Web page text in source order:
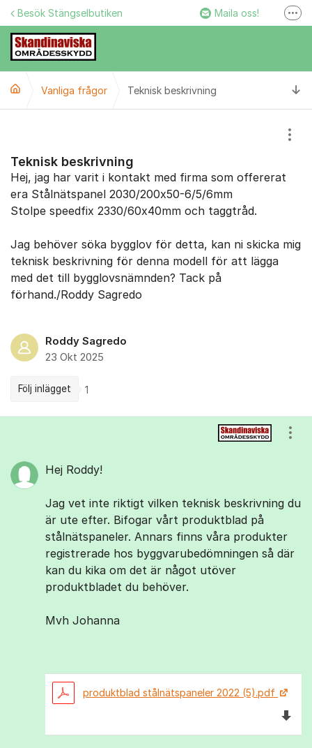
Hoppa till innehåll
Besök Stängselbutiken Maila oss!
Facebook
Vanliga frågor Teknisk beskrivning
Teknisk beskrivning
Hej, jag har varit i kontakt med firma som offererat
era Stålnätspanel 2030/200x50-6/5/6mm
Stolpe speedfix 2330/60x40mm och taggtråd.
Jag behöver söka bygglov för detta, kan ni skicka mig
teknisk beskrivning för denna modell för att lägga
med det till bygglovsnämnden? Tack på
förhand./Roddy Sagredo
Roddy Sagredo
23 Okt 2025
Följ inlägget 1
Hej Roddy!
Jag vet inte riktigt vilken teknisk beskrivning du
är ute efter. Bifogar vårt produktblad på
stålnätspaneler. Annars finns våra produkter
registrerade hos byggvarubedömningen så där
kan du kika om det är något utöver
produktbladet du behöver.
Mvh Johanna
produktblad stålnätspaneler 2022 (5).pdf